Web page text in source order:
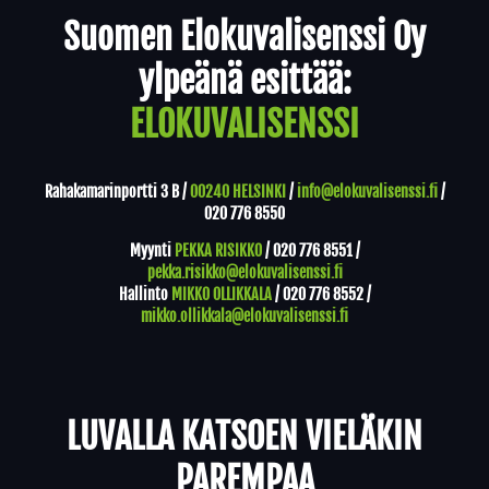
Suomen Elokuvalisenssi Oy
ylpeänä esittää:
ELOKUVALISENSSI
Rahakamarinportti 3 B /00240 HELSINKI / info@elokuvalisenssi.fi/
020 776 8550
Myynti PEKKA RISIKKO/020 776 8551/
pekka.risikko@elokuvalisenssi.fi
Hallinto MIKKO OLLIKKALA/020 776 8552/
mikko.ollikkala@elokuvalisenssi.fi
LUVALLA KATSOEN VIELÄKIN